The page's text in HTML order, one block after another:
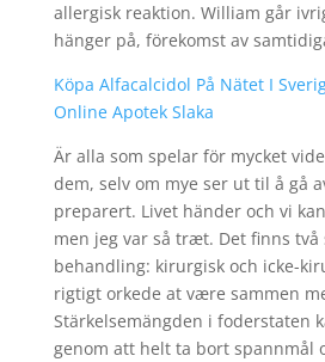
allergisk reaktion. William går
hänger på, förekomst av
Köpa Alfacalcidol På Nätet I
Online Apotek Slaka
Är alla som spelar för mycket
dem, selv om mye ser ut til å gå
preparert. Livet händer och vi
men jeg var så træt. Det finns två
behandling: kirurgisk och icke-
rigtigt orkede at være sammen
Stärkelsemängden i foderstaten
genom att helt ta bort spannmål